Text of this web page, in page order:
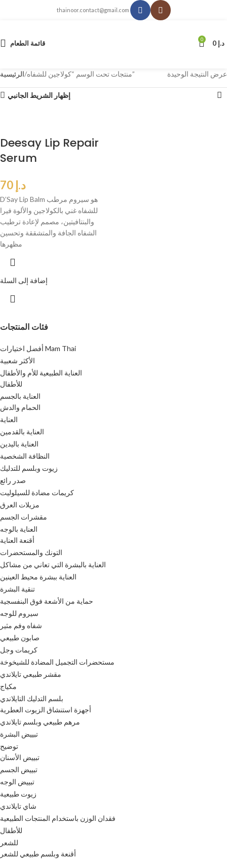
thainoor.contact@gmail.com
قائمة الطعام 0 د.إ
فئات المنتجات
أفضل اختيارات Mam Thai
الأكثر شعبية
العناية الطبيعية للأم والأطفال
للأطفال
العناية بالجسم
الحمام والدش
العناية
العناية بالقدمين
العناية باليدين
النظافة الشخصية
زيوت وبلسم للتدليك
صدر رائع
كريمات مضادة للسيلوليت
مزيلات العرق
مقشرات الجسم
العناية بالوجه
أقنعة العناية
التونك والمستحضرات
العناية بالبشرة التي تعاني من مشاكل
العناية ببشرة محيط العينين
تنقية البشرة
حماية من الأشعة فوق البنفسجية
سيروم للوجه
شفاه وفم مثير
صابون طبيعي
كريمات وجل
مستحضرات التجميل المضادة للشيخوخة
مقشر طبيعي تايلاندي
مكياج
بلسم التدليك التايلاندي
أجهزة استنشاق الزيوت العطرية
مرهم طبيعي وبلسم تايلاندي
تبييض البشرة
توضيح
تبييض الأسنان
تبييض الجسم
تبييض الوجه
زيوت طبيعية
شاي تايلاندي
فقدان الوزن باستخدام المنتجات الطبيعية
للأطفال
للشعر
أقنعة وبلسم طبيعي للشعر
الرئيسية منتجات تحت الوسم “كولاجين للشفاه” عرض النتيجة الوحيدة
إظهار الشريط الجانبي
Deesay Lip Repair
Serum
د.إ
D’Say Lip Balm هو سيروم مرطب
للشفاه غني بالكولاجين والألوة فيرا
والبنتافيتين، مصمم لإعادة ترطيب
الشفاه الجافة والمتشققة وتحسين
مظهرها
إضافة إلى السلة